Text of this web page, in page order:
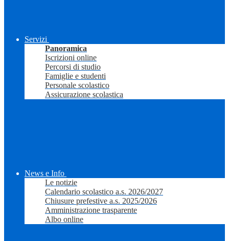
Servizi
Panoramica
Iscrizioni online
Percorsi di studio
Famiglie e studenti
Personale scolastico
Assicurazione scolastica
News e Info
Le notizie
Calendario scolastico a.s. 2026/2027
Chiusure prefestive a.s. 2025/2026
Amministrazione trasparente
Albo online